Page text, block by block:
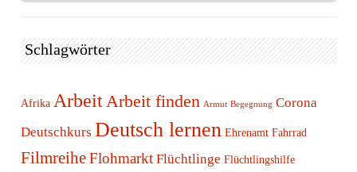
Schlagwörter
Afrika Arbeit Arbeit finden Armut Begegnung Corona
Deutschkurs Deutsch lernen Ehrenamt Fahrrad
Filmreihe Flohmarkt Flüchtlinge Flüchtlingshilfe